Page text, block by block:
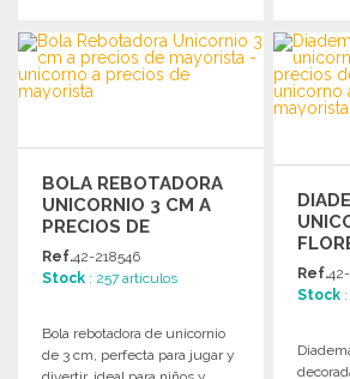
PEDIR
Solicitar un presupuesto
BOLA REBOTADORA
UNICORNIO 3 CM A
PRECIOS DE
MAYORISTA
Ref.42-218546
Stock : 257 artículos
Bola rebotadora de unicornio
de 3 cm, perfecta para jugar y
Ref.
Stock